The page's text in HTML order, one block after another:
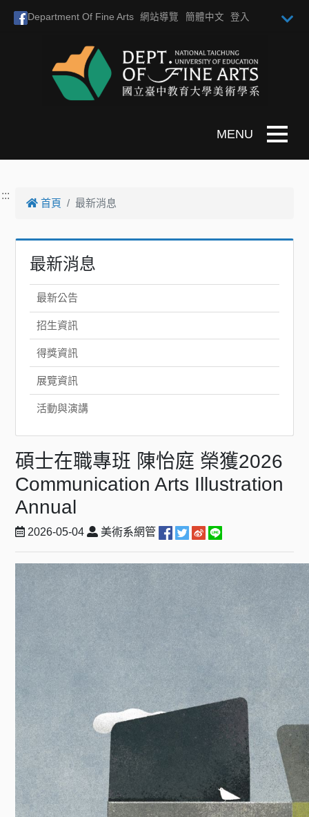
Department Of Fine Arts 網站導覽 簡體中文 登入
Toggle
:::
首頁 最新消息
最新消息
最新公告
招生資訊
得獎資訊
展覽資訊
活動與演講
碩士在職專班 陳怡庭 榮獲2026
Communication Arts Illustration
Annual
2026-05-04 美術系網管